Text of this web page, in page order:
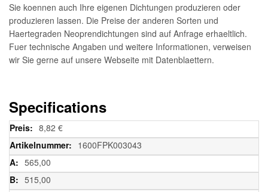
Sie koennen auch Ihre eigenen Dichtungen produzieren oder
produzieren lassen. Die Preise der anderen Sorten und
Haertegraden Neoprendichtungen sind auf Anfrage erhaeltlich.
Fuer technische Angaben und weitere Informationen, verweisen
wir Sie gerne auf unsere Webseite mit Datenblaettern.
Specifications
Weitere
Informationen
8,82 €
1600FPK003043
565,00
515,00